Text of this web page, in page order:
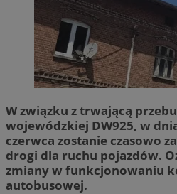
W związku z trwającą
wojewódzkiej DW925, w
czerwca zostanie czasowo
drogi dla ruchu pojazdów.
zmiany w funkcjonowaniu
autobusowej.